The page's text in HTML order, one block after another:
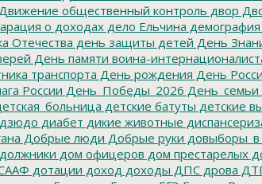
общественный контроль двор
о доходахдело Ельчина демография
Отечества день защиты детей День
День памяти воина-
транспорта День рождения День
России День_Победы_2026
детские батуты детские
дзюдо диабет дикие животные
Добрые люди Добрые руки
должники дом офицеров дом престарелых
дотации доход доходы ДПС дрова